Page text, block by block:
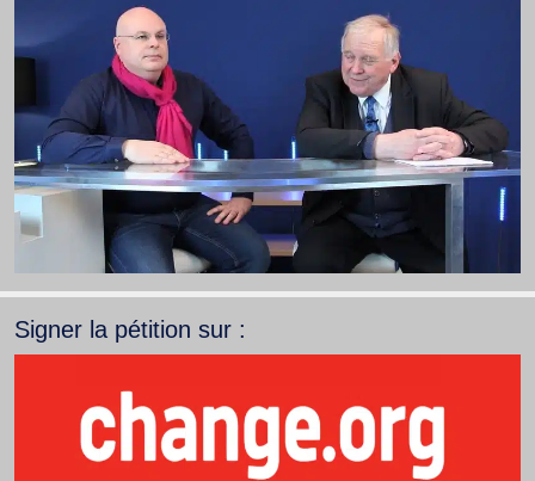
Signer la pétition sur :